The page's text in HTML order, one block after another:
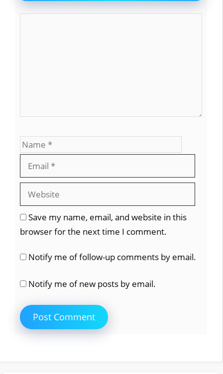
Comment
Name
Save my name, email, and website in this
browser for the next time I comment.
Notify me of follow-up comments by email.
Notify me of new posts by email.